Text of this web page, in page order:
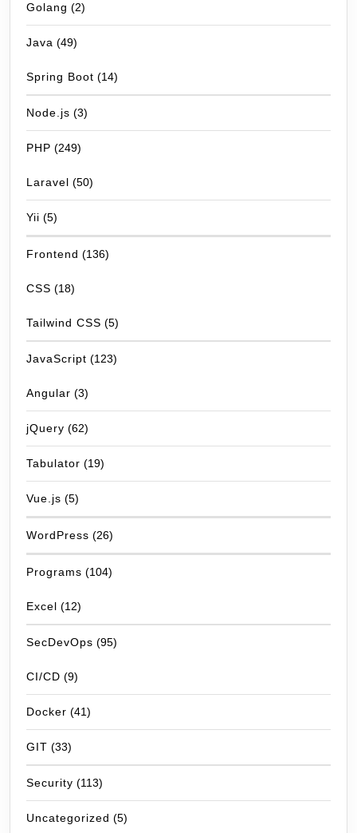
Golang (2)
Java (49)
Spring Boot (14)
Node.js (3)
PHP (249)
Laravel (50)
Yii (5)
Frontend (136)
CSS (18)
Tailwind CSS (5)
JavaScript (123)
Angular (3)
jQuery (62)
Tabulator (19)
Vue.js (5)
WordPress (26)
Programs (104)
Excel (12)
SecDevOps (95)
CI/CD (9)
Docker (41)
GIT (33)
Security (113)
Uncategorized (5)